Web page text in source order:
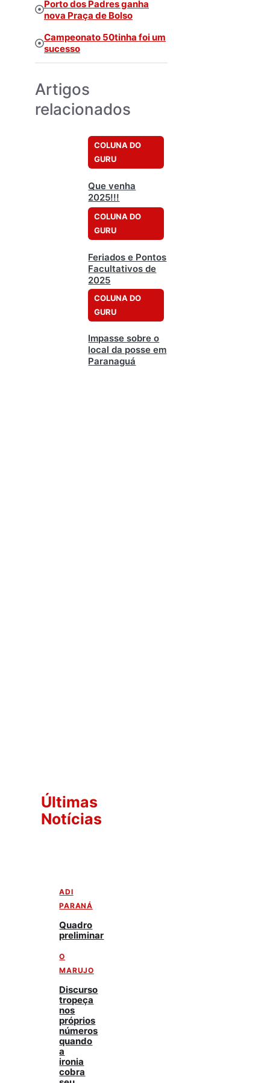
Porto dos Padres ganha
nova Praça de Bolso
Campeonato 50tinha foi um
sucesso
Artigos
relacionados
COLUNA DO
GURU
Que venha
2025!!!
COLUNA DO
GURU
Feriados e Pontos
Facultativos de
2025
COLUNA DO
GURU
Impasse sobre o
local da posse em
Paranaguá
Últimas
Notícias
ADI
PARANÁ
Quadro
preliminar
O
MARUJO
Discurso
tropeça
nos
próprios
números
quando
a
ironia
cobra